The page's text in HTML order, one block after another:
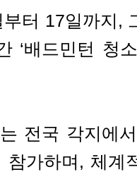
터 17일까지,
‘배드민턴 청
전국 각지에
참가하며, 체계